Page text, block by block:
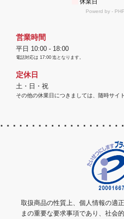
営業時間
平日 10:00 - 18:00
電話対応は 17:00 迄となります。
定休日
土・日・祝
その他の休業日につきましては、随時サイ
取扱商品の性質上、個人情報の適
まの重要な要求事項であり、社会